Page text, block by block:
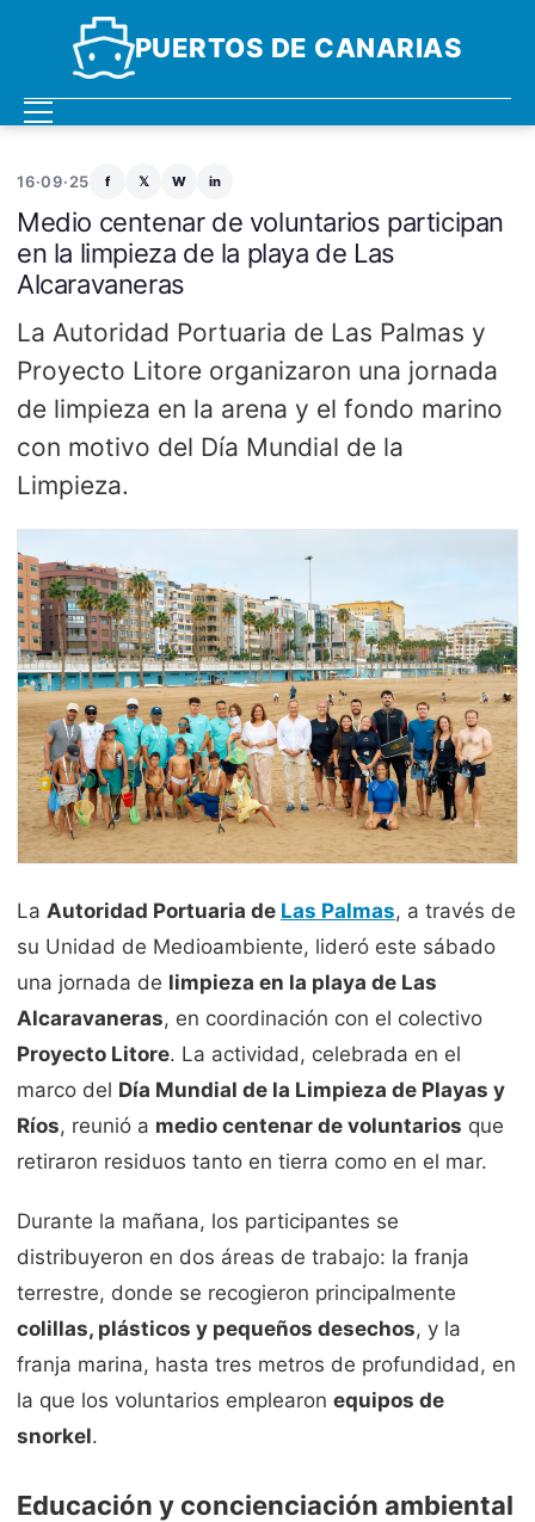
PUERTOS DE CANARIAS
16·09·25 f 𝕏 W in
Medio centenar de voluntarios participan
en la limpieza de la playa de Las
Alcaravaneras
La Autoridad Portuaria de Las Palmas y
Proyecto Litore organizaron una jornada
de limpieza en la arena y el fondo marino
con motivo del Día Mundial de la
Limpieza.
La Autoridad Portuaria de Las Palmas, a través de
su Unidad de Medioambiente, lideró este sábado
una jornada de limpieza en la playa de Las
Alcaravaneras, en coordinación con el colectivo
Proyecto Litore. La actividad, celebrada en el
marco del Día Mundial de la Limpieza de Playas y
Ríos, reunió a medio centenar de voluntarios que
retiraron residuos tanto en tierra como en el mar.
Durante la mañana, los participantes se
distribuyeron en dos áreas de trabajo: la franja
terrestre, donde se recogieron principalmente
colillas, plásticos y pequeños desechos, y la
franja marina, hasta tres metros de profundidad, en
la que los voluntarios emplearon equipos de
snorkel.
Educación y concienciación ambiental